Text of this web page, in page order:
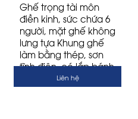
Ghế trọng tài môn
điền kinh, sức chứa 6
người, mặt ghế không
lưng tựa Khung ghế
làm bằng thép, sơn
tĩnh điện, có lắp bánh
xe dễ dàng di chuyển
Liên hệ